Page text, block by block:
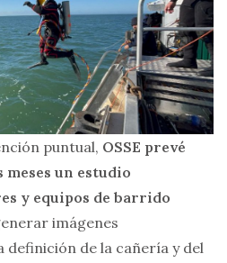
puntual, OSSE prevé
un estudio
y equipos de barrido
imágenes
definición de la cañería y del